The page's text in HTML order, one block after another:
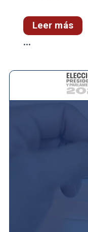
Leer más
...